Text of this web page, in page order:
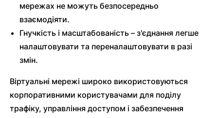
мережах не можуть безпосередньо
взаємодіяти.
Гнучкість і масштабованість – з'єднання легше
налаштовувати та переналаштовувати в разі
змін.
Віртуальні мережі широко використовуються
корпоративними користувачами для поділу
трафіку, управління доступом і забезпечення